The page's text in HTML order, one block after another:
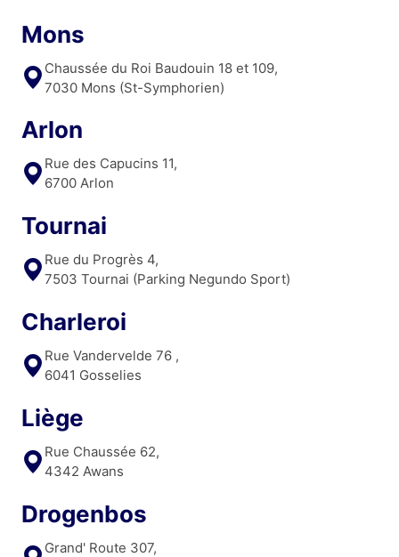
Mons
Chaussée du Roi Baudouin 18 et 109,
7030 Mons (St-Symphorien)
Arlon
Rue des Capucins 11,
6700 Arlon
Tournai
Rue du Progrès 4,
7503 Tournai (Parking Negundo Sport)
Charleroi
Rue Vandervelde 76 ,
6041 Gosselies
Liège
Rue Chaussée 62,
4342 Awans
Drogenbos
Grand' Route 307,